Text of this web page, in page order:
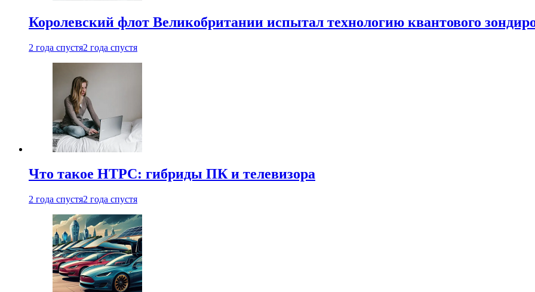
Королевский флот Великобритании испытал технологию квантового
2 года спустя2 года спустя
Что такое HTPC: гибриды ПК и телевизора
2 года спустя2 года спустя